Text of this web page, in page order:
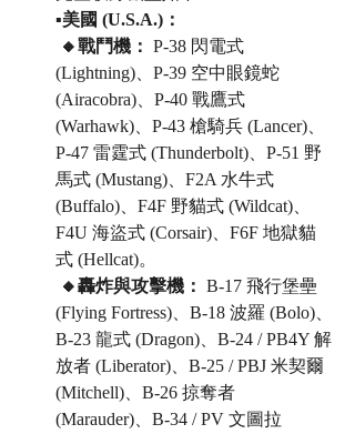
▪️美國 (U.S.A.)：
🔸戰鬥機： P-38 閃電式
(Lightning)、P-39 空中眼鏡蛇
(Airacobra)、P-40 戰鷹式
(Warhawk)、P-43 槍騎兵 (Lancer)、
P-47 雷霆式 (Thunderbolt)、P-51 野
馬式 (Mustang)、F2A 水牛式
(Buffalo)、F4F 野貓式 (Wildcat)、
F4U 海盜式 (Corsair)、F6F 地獄貓
式 (Hellcat)。
🔸轟炸與攻擊機： B-17 飛行堡壘
(Flying Fortress)、B-18 波羅 (Bolo)、
B-23 龍式 (Dragon)、B-24 / PB4Y 解
放者 (Liberator)、B-25 / PBJ 米契爾
(Mitchell)、B-26 掠奪者
(Marauder)、B-34 / PV 文圖拉